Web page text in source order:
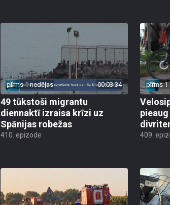
pirms 1 nedēļas 00:03:34
49 tūkstoši migrantu
diennaktī izraisa krīzi uz
Spānijas robežas
410. epizode
pirms 1
409.